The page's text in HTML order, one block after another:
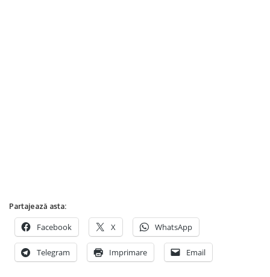
Partajează asta:
Facebook X WhatsApp
Telegram Imprimare Email